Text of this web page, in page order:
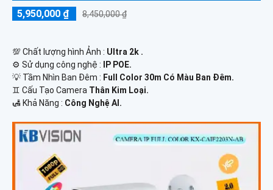
5,950,000 ₫ 8,450,000 ₫
💯 Chất lượng hình Ảnh : Ultra 2k .
⚙ Sử dụng công nghệ :
IP POE.
💡 Tầm Nhìn Ban Đêm : Full Color 30m Có Màu Ban Đêm.
♊ Cấu Tạo Camera Thân Kim Loại.
️🛃 Khả Năng : Công Nghệ AI.